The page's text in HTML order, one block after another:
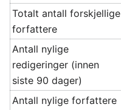
Totalt antall forskjellige
forfattere
Antall nylige
redigeringer (innen
siste 90 dager)
Antall nylige forfattere